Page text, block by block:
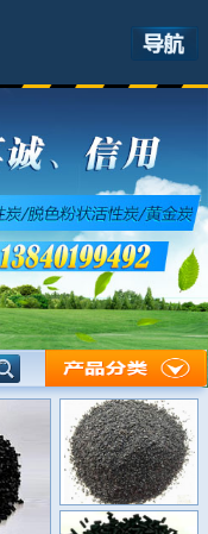
关于我们
产品展示
最新资讯
应用领域
联系我们